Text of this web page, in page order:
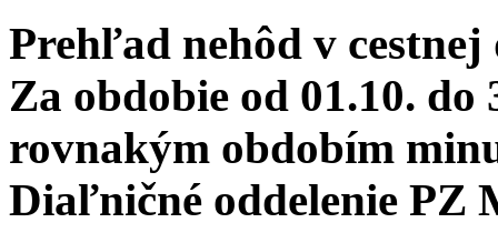
Prehľad nehôd v cestnej
Za obdobie od 01.10. do
rovnakým obdobím
Diaľničné oddelenie PZ